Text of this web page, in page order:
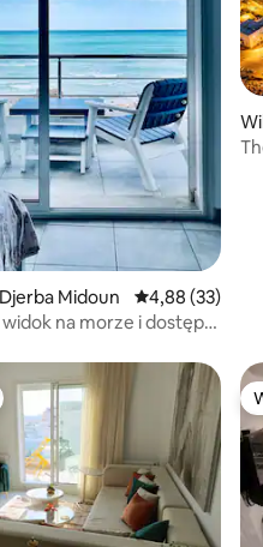
Midoun Średnia ocena:
4,88 (33)
na morze i dostęp